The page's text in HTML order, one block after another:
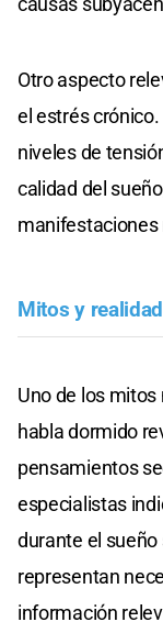
Otro aspecto
el estrés
niveles de
calidad del
manifestaciones
Mitos y
Uno de los
habla dormido
pensamientos
especialistas
durante el
representan
información